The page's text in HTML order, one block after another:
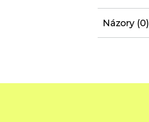
Názory (0)